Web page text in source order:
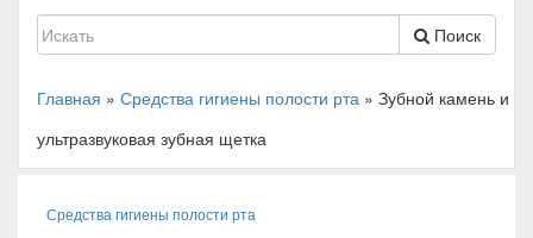
Поиск
Главная » Средства гигиены полости рта » Зубной камень и
ультразвуковая зубная щетка
Средства гигиены полости рта